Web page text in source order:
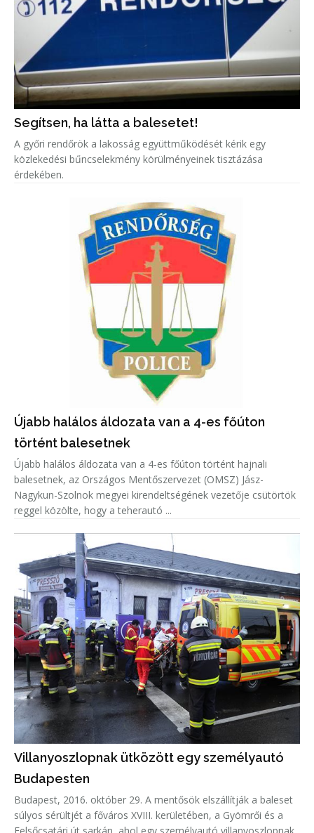
Segítsen, ha látta a balesetet!
A győri rendőrök a lakosság együttműködését kérik egy
közlekedési bűncselekmény körülményeinek tisztázása
érdekében.
Újabb halálos áldozata van a 4-es főúton
történt balesetnek
Újabb halálos áldozata van a 4-es főúton történt hajnali
balesetnek, az Országos Mentőszervezet (OMSZ) Jász-
Nagykun-Szolnok megyei kirendeltségének vezetője csütörtök
reggel közölte, hogy a teherautó ...
Villanyoszlopnak ütközött egy személyautó
Budapesten
Budapest, 2016. október 29. A mentősök elszállítják a baleset
súlyos sérültjét a főváros XVIII. kerületében, a Gyömrői és a